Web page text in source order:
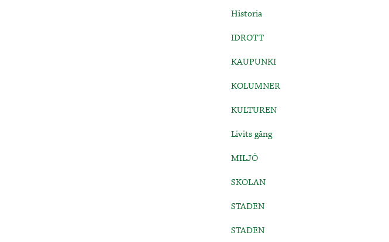
Historia
IDROTT
KAUPUNKI
KOLUMNER
KULTUREN
Livits gång
MILJÖ
SKOLAN
STADEN
STADEN